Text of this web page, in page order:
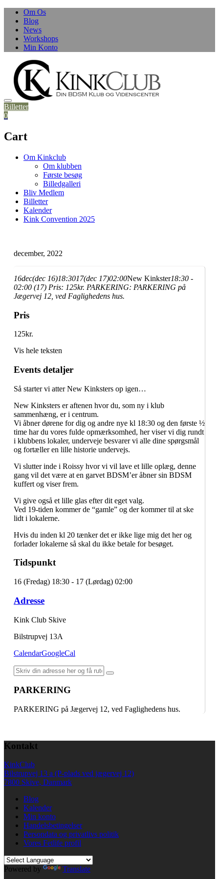
Skip
content
Om Os
Blog
News
Workshops
Min Konto
Billetter
0
Cart
Om Kinkclub
Om klubben
Første besøg
Billedgalleri
Bliv Medlem
Billetter
Kalender
Kink Convention 2025
december, 2022
16dec(dec 16)18:3017(dec 17)02:00New Kinkster18:30 -
02:00 (17) Pris: 125kr. PARKERING: PARKERING på
Jægervej 12, ved Faglighedens hus.
Pris
125kr.
Vis hele teksten
Events detaljer
Så starter vi atter New Kinksters op igen…
New Kinksters er aftenen hvor du, som ny i klub
sammenhæng, er i centrum.
Vi åbner dørene for dig og andre nye kl 18:30 og den første ½
time har du vores fulde opmærksomhed, her viser vi dig rundt
i klubbens lokaler, underveje besvarer vi alle dine spørgsmål
og fortæller en lille historie undervejs.
Vi slutter inde i Roissy hvor vi vil lave et lille oplæg, denne
gang vil det være at en garvet BDSM’er åbner sin BDSM
kuffert og viser frem.
Vi give også et lille glas efter dit eget valg.
Ved 19-tiden kommer de “gamle” og der kommer til at ske
lidt i lokalerne.
Hvis du inden kl 20 tænker det er ikke lige mig det her og
forlader lokalerne så skal du ikke betale for besøget.
Tidspunkt
16 (Fredag) 18:30 - 17 (Lørdag) 02:00
Adresse
Kink Club Skive
Bilstrupvej 13A
CalendarGoogleCal
PARKERING
PARKERING på Jægervej 12, ved Faglighedens hus.
Kontakt
KinkClub
Bilstrupvej 13 a (P-plads ved jægervej 12)
7800 Skive, Danmark
Blog
Kalender
Min konto
Handelsbetingelser
Persondata og privatlivs politik
Vores Fetlife profil
Powered by Translate